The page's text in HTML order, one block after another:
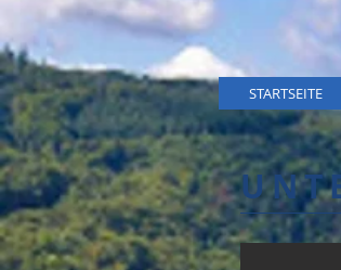
STARTSEITE